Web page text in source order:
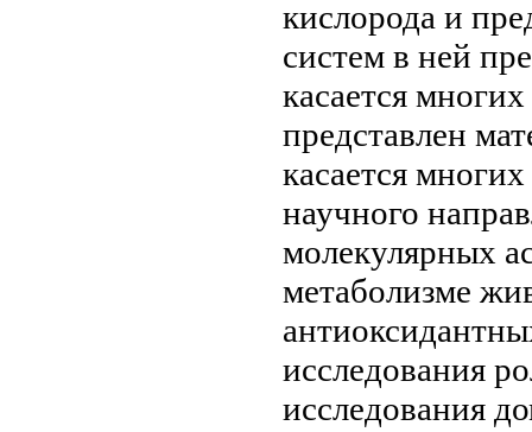
кислорода и
систем в ней
касается многих
представлен
касается
научного
молекулярных
метаболизме
исследования
исследования